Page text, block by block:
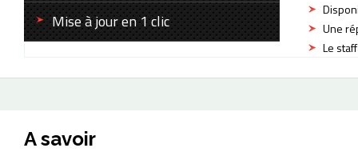
Mise à jour en 1 clic
Une
Le
A savoir